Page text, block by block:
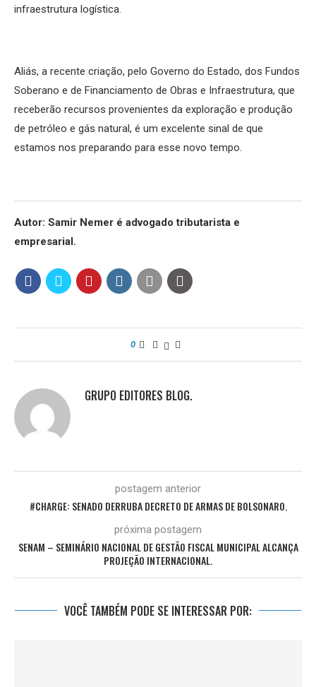
infraestrutura logística.
Aliás, a recente criação, pelo Governo do Estado, dos Fundos
Soberano e de Financiamento de Obras e Infraestrutura, que
receberão recursos provenientes da exploração e produção
de petróleo e gás natural, é um excelente sinal de que
estamos nos preparando para esse novo tempo.
Autor: Samir Nemer é advogado tributarista e
empresarial.
0
GRUPO EDITORES BLOG.
postagem anterior
#CHARGE: SENADO DERRUBA DECRETO DE ARMAS DE BOLSONARO.
próxima postagem
SENAM – SEMINÁRIO NACIONAL DE GESTÃO FISCAL MUNICIPAL ALCANÇA
PROJEÇÃO INTERNACIONAL.
VOCÊ TAMBÉM PODE SE INTERESSAR POR: